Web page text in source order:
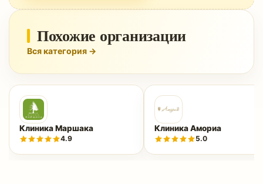
Похожие организации
Вся категория →
Клиника Маршака
4.9
Клиника Амориа
5.0